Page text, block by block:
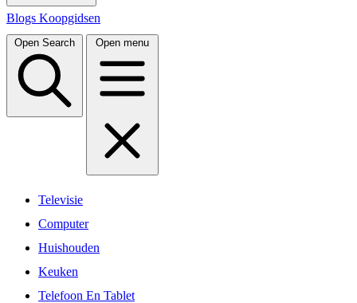
Blogs Koopgidsen
Open Search Open menu
Televisie
Computer
Huishouden
Keuken
Telefoon En Tablet